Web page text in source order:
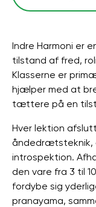
Indre Harmoni er
tilstand af fred,
Klasserne er
hjælper med at
tættere på en
Hver lektion
åndedrætsteknik,
introspektion.
den vare fra 3 til
fordybe sig
pranayama,